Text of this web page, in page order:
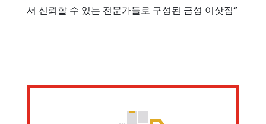
서 신뢰할 수 있는 전문가들로 구성된 금성 이삿짐”